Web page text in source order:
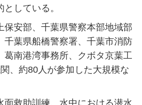
している。
安部、千葉県警察本部地域部
千葉県船橋警察署、千葉市消防
葛南港湾事務所、クボタ京葉工
、約80人が参加した大規模な